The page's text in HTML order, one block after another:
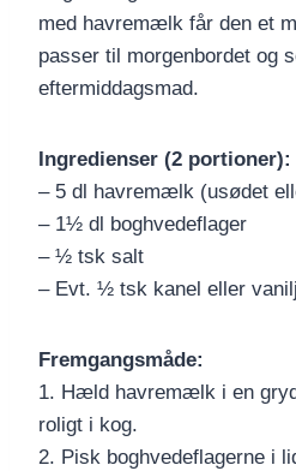
med havremælk får den et
passer til morgenbordet og
eftermiddagsmad.
Ingredienser (2 portioner):
– 5 dl havremælk (usødet
– 1½ dl boghvedeflager
– ½ tsk salt
– Evt. ½ tsk kanel eller
Fremgangsmåde:
1. Hæld havremælk i en
roligt i kog.
2. Pisk boghvedeflagerne i